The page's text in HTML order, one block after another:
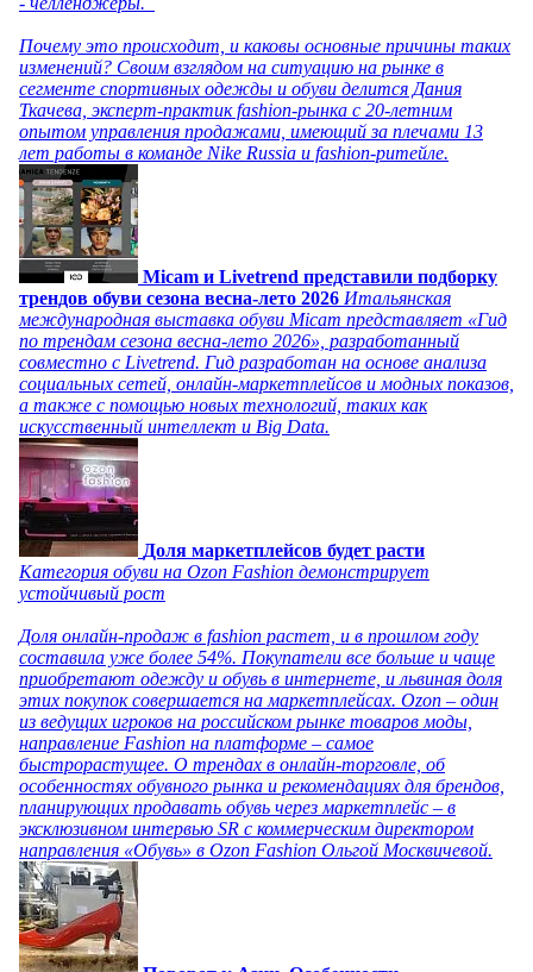
Почему это происходит, и каковы основные причины таких
изменений? Своим взглядом на ситуацию на рынке в
сегменте спортивных одежды и обуви делится Дания
Ткачева, эксперт-практик fashion-рынка с 20-летним
опытом управления продажами, имеющий за плечами 13
лет работы в команде Nike Russia и fashion-ритейле.
Micam и Livetrend представили подборку
трендов обуви сезона весна-лето 2026 Итальянская
международная выставка обуви Micam представляет «Гид
по трендам сезона весна-лето 2026», разработанный
совместно с Livetrend. Гид разработан на основе анализа
социальных сетей, онлайн-маркетплейсов и модных показов,
а также с помощью новых технологий, таких как
искусственный интеллект и Big Data.
Доля маркетплейсов будет расти
Категория обуви на Ozon Fashion демонстрирует
устойчивый рост
Доля онлайн-продаж в fashion растет, и в прошлом году
составила уже более 54%. Покупатели все больше и чаще
приобретают одежду и обувь в интернете, и львиная доля
этих покупок совершается на маркетплейсах. Ozon – один
из ведущих игроков на российском рынке товаров моды,
направление Fashion на платформе – самое
быстрорастущее. О трендах в онлайн-торговле, об
особенностях обувного рынка и рекомендациях для брендов,
планирующих продавать обувь через маркетплейс – в
эксклюзивном интервью SR с коммерческим директором
направления «Обувь» в Ozon Fashion Ольгой Москвичевой.